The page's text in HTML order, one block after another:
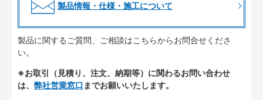
製品情報・仕様・施工について
製品に関するご質問、ご相談はこちらからお問合せくださ
い。
※お取引（見積り、注文、納期等）に関わるお問い合わせ
は、 弊社営業窓口 までお願いいたします。